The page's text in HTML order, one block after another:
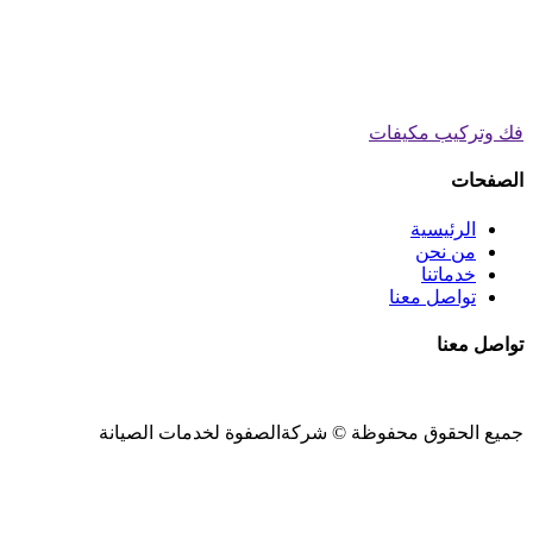
فك وتركيب مكيفات
الصفحات
الرئيسية
من نحن
خدماتنا
تواصل معنا
تواصل معنا
جميع الحقوق محفوظة © شركةالصفوة لخدمات الصيانة